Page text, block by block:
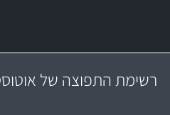
משלוח מהיר
באמצעות צ'יטה
משלוחים
במחיר
רשימת התפוצה של